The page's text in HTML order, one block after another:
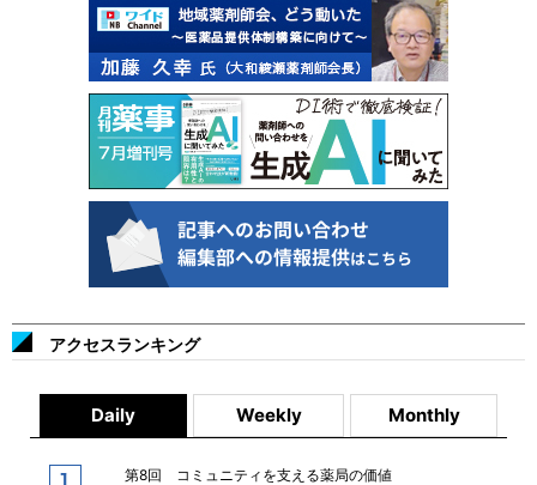
アクセスランキング
Daily Weekly Monthly
第8回 コミュニティを支える薬局の価値